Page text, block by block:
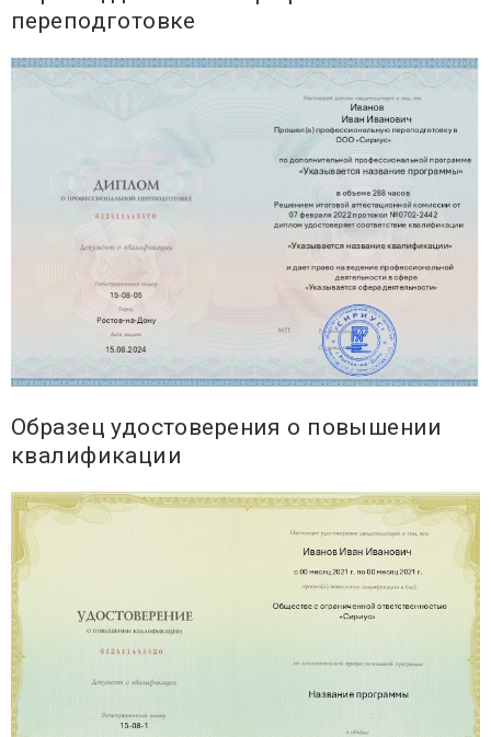
переподготовке
Образец удостоверения о повышении
квалификации